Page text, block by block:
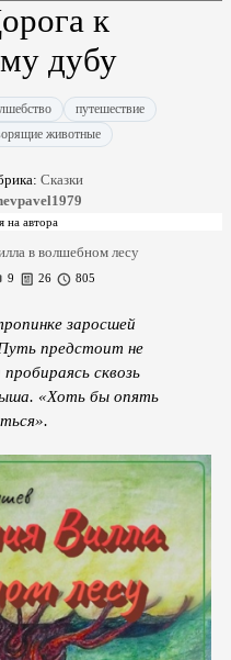
к
дубу
путешествие
животные
Сказки
в волшебном лесу
9 26 805
заросшей
предстоит не
сквозь
«Хоть бы опять